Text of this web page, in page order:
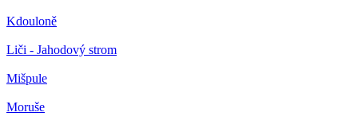
Kdouloně
Liči - Jahodový strom
Mišpule
Moruše